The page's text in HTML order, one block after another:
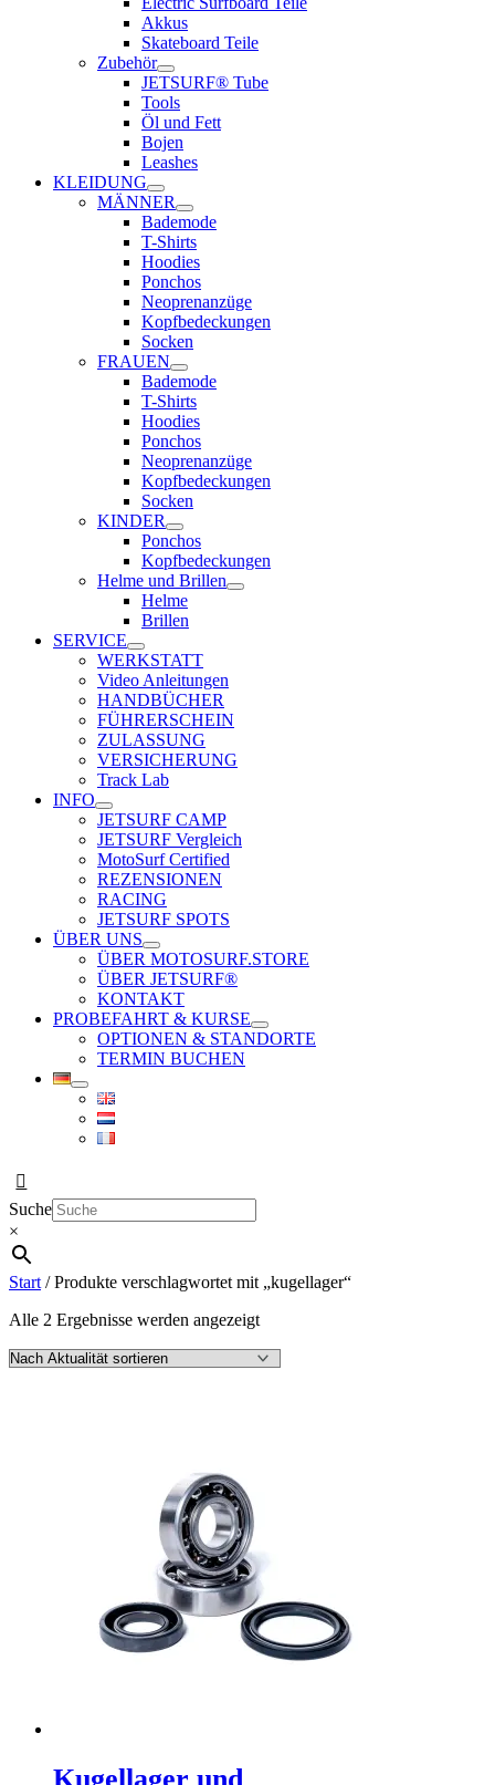
Akkus
Skateboard Teile
Zubehör
JETSURF® Tube
Tools
Öl und Fett
Bojen
Leashes
KLEIDUNG
MÄNNER
Bademode
T-Shirts
Hoodies
Ponchos
Neoprenanzüge
Kopfbedeckungen
Socken
FRAUEN
Bademode
T-Shirts
Hoodies
Ponchos
Neoprenanzüge
Kopfbedeckungen
Socken
KINDER
Ponchos
Kopfbedeckungen
Helme und Brillen
Helme
Brillen
SERVICE
WERKSTATT
Video Anleitungen
HANDBÜCHER
FÜHRERSCHEIN
ZULASSUNG
VERSICHERUNG
Track Lab
INFO
JETSURF CAMP
JETSURF Vergleich
MotoSurf Certified
REZENSIONEN
RACING
JETSURF SPOTS
ÜBER UNS
ÜBER MOTOSURF.STORE
ÜBER JETSURF®
KONTAKT
PROBEFAHRT & KURSE
OPTIONEN & STANDORTE
TERMIN BUCHEN
Suche
×
Start / Produkte verschlagwortet mit „kugellager“
Alle 2 Ergebnisse werden angezeigtNach
sortiert